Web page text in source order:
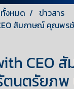
งหมด
ข่าวสาร
สัมภาษณ์ คุณพ
CEO
นตรัยภพ